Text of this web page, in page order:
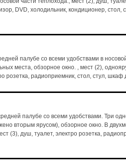
DVD, холодильник, кондиционер, стол,
палубе со всеми удобствами в
места, обзорное окно. , мест (2),
розетка, радиоприемник, стол, стул,
палубе со всеми удобствами. Три
вторым ярусом), обзорное окно. В
(3), душ, туалет, электро розетка,